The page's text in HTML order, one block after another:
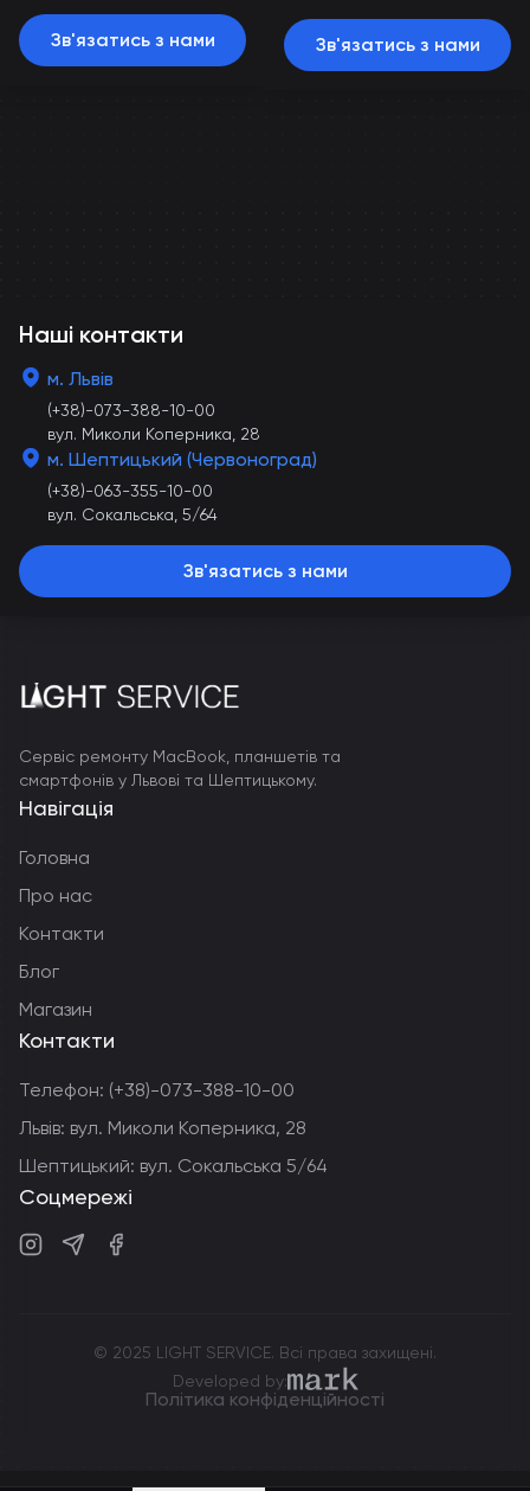
Зв'язатись з нами Зв'язатись з нами
Наші контакти
м. Львів
(+38)-073-388-10-00
вул. Миколи Коперника, 28
м. Шептицький (Червоноград)
(+38)-063-355-10-00
вул. Сокальська, 5/64
Зв'язатись з нами
Сервіс ремонту MacBook, планшетів та
смартфонів у Львові та Шептицькому.
Навігація
Головна
Про нас
Контакти
Блог
Магазин
Контакти
Телефон: (+38)-073-388-10-00
Львів: вул. Миколи Коперника, 28
Шептицький: вул. Сокальська 5/64
Соцмережі
© 2025 LIGHT SERVICE. Всі права захищені.
Developed by:markdev.agency
Політика конфіденційності